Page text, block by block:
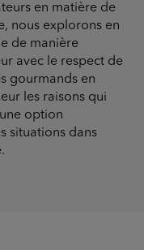
en matière de
nous explorons en
de manière
avec le respect de
gourmands en
les raisons qui
option
situations dans